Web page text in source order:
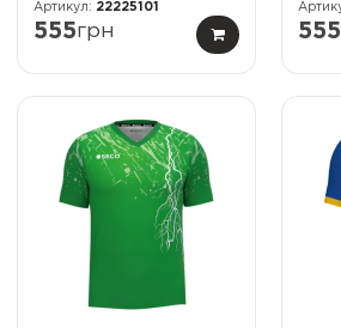
22225101
555грн 555